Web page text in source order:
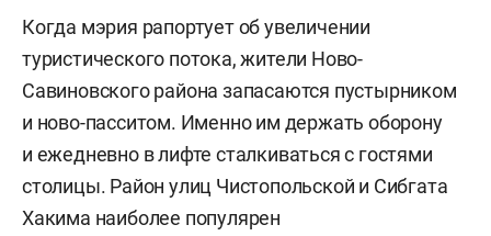
Когда мэрия рапортует об увеличении
туристического потока, жители Ново-
Савиновского района запасаются пустырником
и ново-пасситом. Именно им держать оборону
и ежедневно в лифте сталкиваться с гостями
столицы. Район улиц Чистопольской и Сибгата
Хакима наиболее популярен